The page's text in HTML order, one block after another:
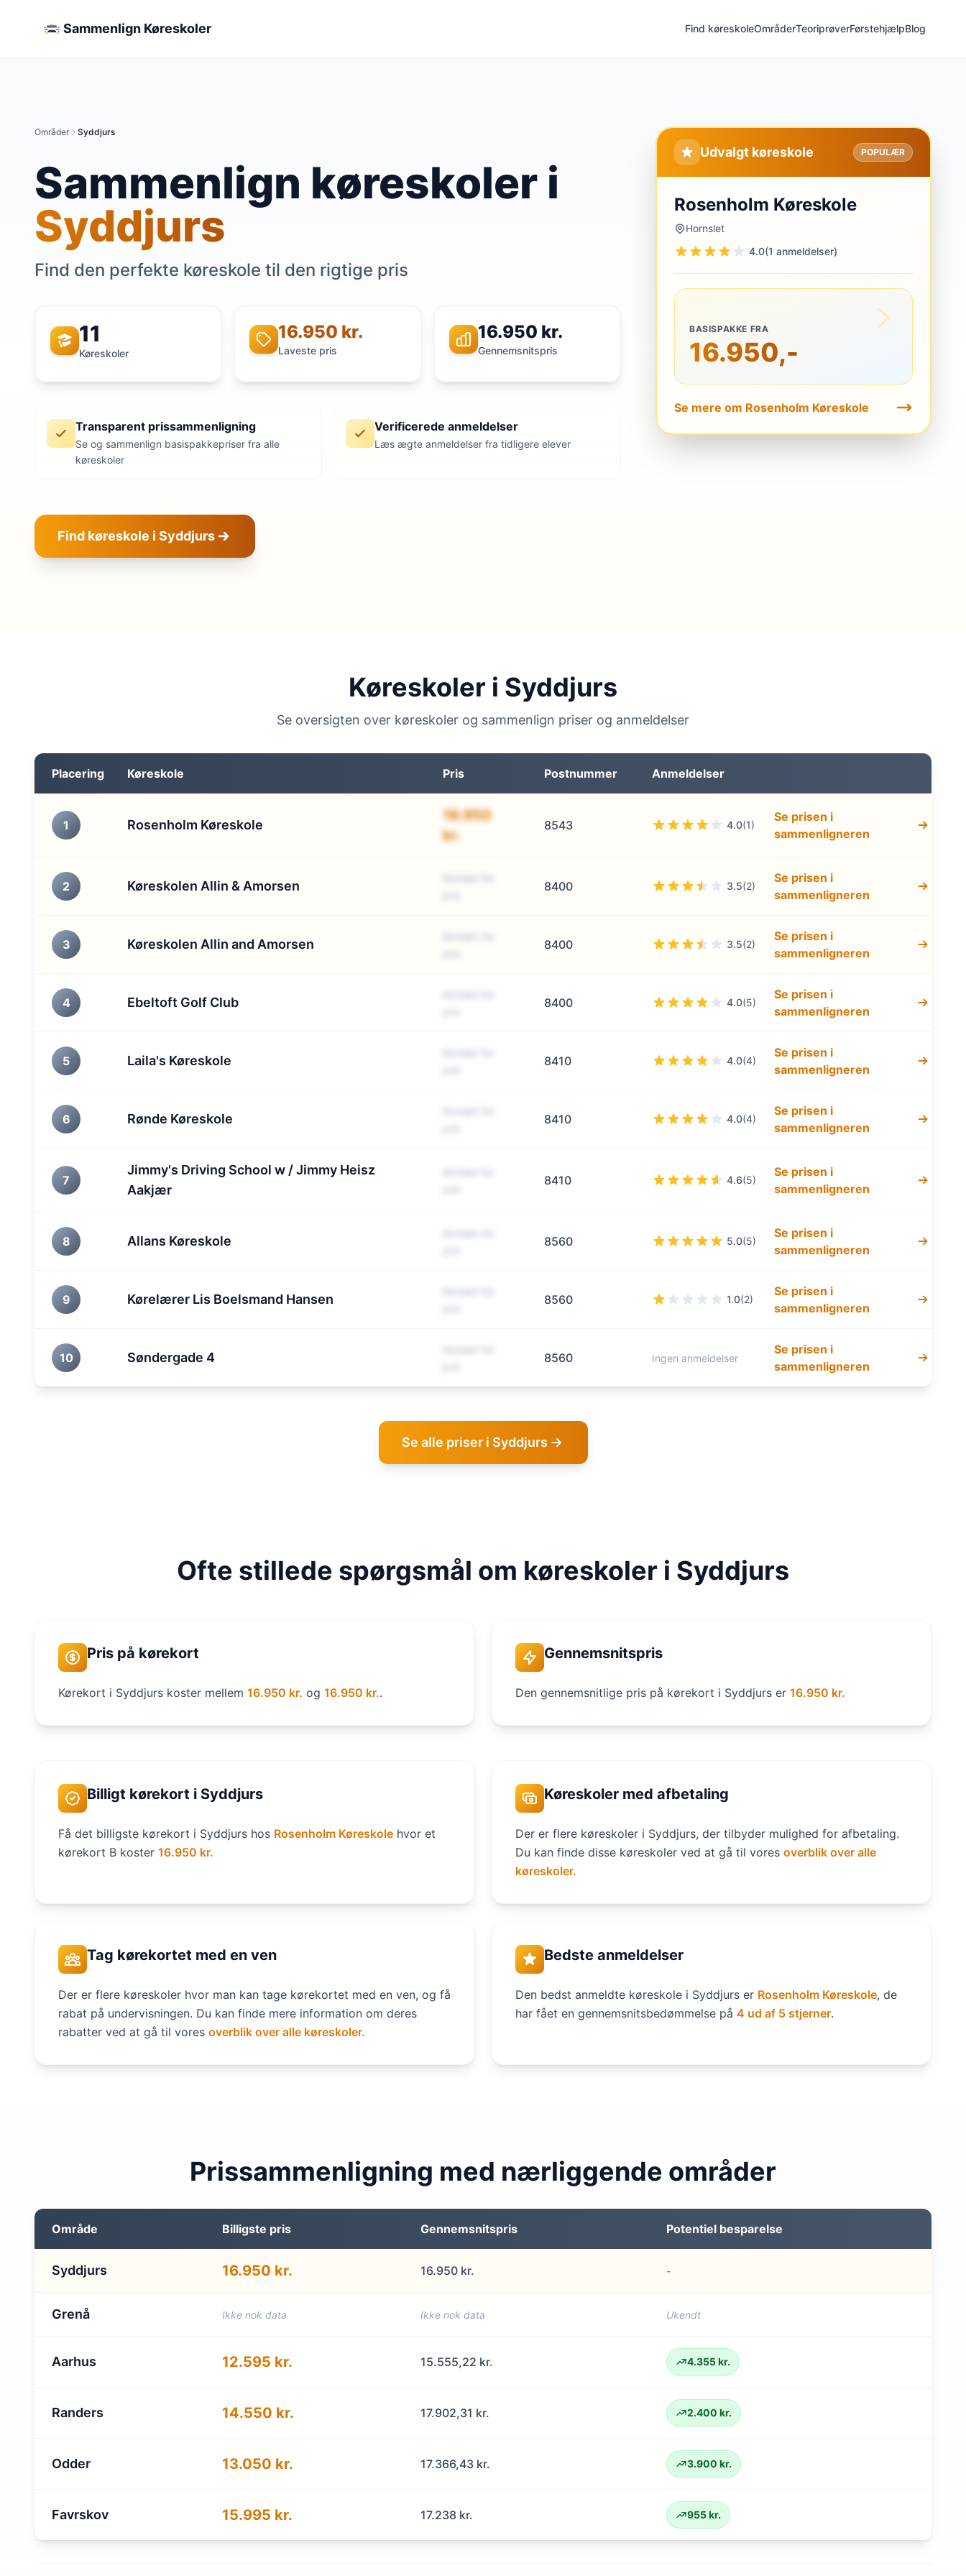
Sammenlign Køreskoler Find køreskoleOmråderTeoriprøverFørstehjælpBlog
Områder Syddjurs
Sammenlign køreskoler i
Syddjurs
Find den perfekte køreskole til den rigtige pris
11
Køreskoler
16.950 kr.
Laveste pris
16.950 kr.
Gennemsnitspris
Transparent prissammenligning
Se og sammenlign basispakkepriser fra alle
køreskoler
Verificerede anmeldelser
Læs ægte anmeldelser fra tidligere elever
Find køreskole i Syddjurs
Udvalgt køreskole POPULÆR
Rosenholm Køreskole
Hornslet
4.0(1 anmeldelser)
BASISPAKKE FRA
16.950,-
Se mere om Rosenholm Køreskole
Køreskoler i Syddjurs
Se oversigten over køreskoler og sammenlign priser og anmeldelser
Placering Køreskole Pris Postnummer Anmeldelser
1 Rosenholm Køreskole
16.950
kr.
8543 4.0(1)
Se prisen i
sammenligneren
2 Køreskolen Allin & Amorsen 8400 3.5(2)
Se prisen i
sammenligneren
3 Køreskolen Allin and Amorsen 8400 3.5(2)
Se prisen i
sammenligneren
4 Ebeltoft Golf Club 8400 4.0(5)
Se prisen i
sammenligneren
5 Laila's Køreskole 8410 4.0(4)
Se prisen i
sammenligneren
6 Rønde Køreskole 8410 4.0(4)
Se prisen i
sammenligneren
7
Jimmy's Driving School w / Jimmy Heisz
Aakjær
8410 4.6(5)
Se prisen i
sammenligneren
8 Allans Køreskole 8560 5.0(5)
Se prisen i
sammenligneren
9 Kørelærer Lis Boelsmand Hansen 8560 1.0(2)
Se prisen i
sammenligneren
10 Søndergade 4 8560 Ingen anmeldelser
Se prisen i
sammenligneren
Se alle priser i Syddjurs
Ofte stillede spørgsmål om køreskoler i Syddjurs
Pris på kørekort
Kørekort i Syddjurs koster mellem 16.950 kr. og 16.950 kr..
Gennemsnitspris
Den gennemsnitlige pris på kørekort i Syddjurs er 16.950 kr.
Billigt kørekort i Syddjurs
Få det billigste kørekort i Syddjurs hos Rosenholm Køreskole hvor et
kørekort B koster 16.950 kr.
Køreskoler med afbetaling
Der er flere køreskoler i Syddjurs, der tilbyder mulighed for afbetaling.
Du kan finde disse køreskoler ved at gå til vores overblik over alle
køreskoler.
Tag kørekortet med en ven
Der er flere køreskoler hvor man kan tage kørekortet med en ven, og få
rabat på undervisningen. Du kan finde mere information om deres
rabatter ved at gå til vores overblik over alle køreskoler.
Bedste anmeldelser
Den bedst anmeldte køreskole i Syddjurs er Rosenholm Køreskole, de
har fået en gennemsnitsbedømmelse på 4 ud af 5 stjerner.
Prissammenligning med nærliggende områder
Område Billigste pris Gennemsnitspris Potentiel besparelse
Syddjurs 16.950 kr. 16.950 kr. -
Grenå Ikke nok data Ikke nok data Ukendt
Aarhus 12.595 kr. 15.555,22 kr. 4.355 kr.
Randers 14.550 kr. 17.902,31 kr. 2.400 kr.
Odder 13.050 kr. 17.366,43 kr. 3.900 kr.
Favrskov 15.995 kr. 17.238 kr. 955 kr.